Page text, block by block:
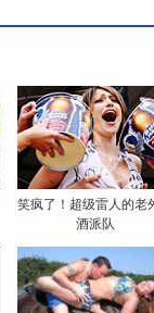
笑疯了！超级雷人的老
酒派队